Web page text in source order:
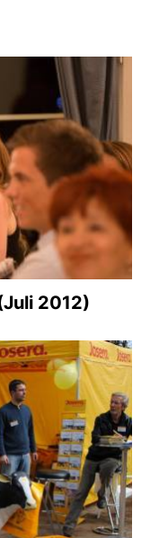
2012)
auf der
2010